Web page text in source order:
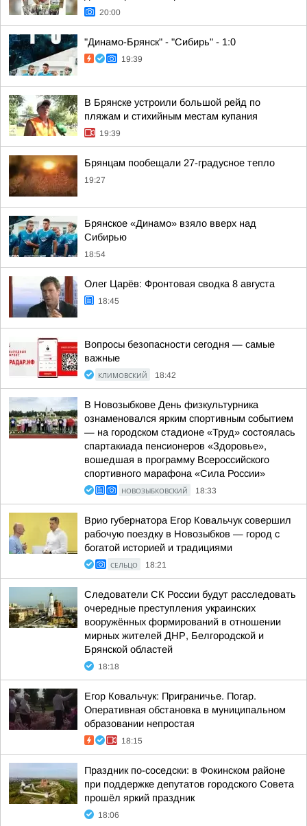
20:00
"Динамо-Брянск" - "Сибирь" - 1:0
19:39
В Брянске устроили большой рейд по
пляжам и стихийным местам купания
19:39
Брянцам пообещали 27-градусное тепло
19:27
Брянское «Динамо» взяло вверх над
Сибирью
18:54
Олег Царёв: Фронтовая сводка 8 августа
18:45
Вопросы безопасности сегодня — самые
важные
КЛИМОВСКИЙ 18:42
В Новозыбкове День физкультурника
ознаменовался ярким спортивным событием
— на городском стадионе «Труд» состоялась
спартакиада пенсионеров «Здоровье»,
вошедшая в программу Всероссийского
спортивного марафона «Сила России»
НОВОЗЫБКОВСКИЙ 18:33
Врио губернатора Егор Ковальчук совершил
рабочую поездку в Новозыбков — город с
богатой историей и традициями
СЕЛЬЦО 18:21
Следователи СК России будут расследовать
очередные преступления украинских
вооружённых формирований в отношении
мирных жителей ДНР, Белгородской и
Брянской областей
18:18
Егор Ковальчук: Приграничье. Погар.
Оперативная обстановка в муниципальном
образовании непростая
18:15
Праздник по-соседски: в Фокинском районе
при поддержке депутатов городского Совета
прошёл яркий праздник
18:06